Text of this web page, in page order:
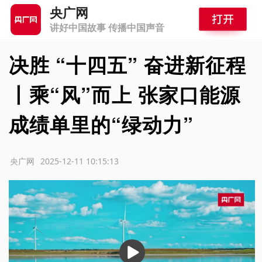
央广网
讲好中国故事 传播中国声音
决胜 “十四五” 奋进新征程
丨乘“风”而上 张家口能源
成绩单里的“绿动力”
2025-12-11 10:15:13
央广网
播
放